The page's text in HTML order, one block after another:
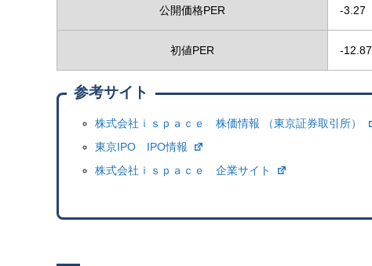
公開価格PER -3.27
初値PER -12.87
参考サイト
株式会社ｉｓｐａｃｅ 株価情報 （東京証券取引所）
東京IPO IPO情報
株式会社ｉｓｐａｃｅ 企業サイト